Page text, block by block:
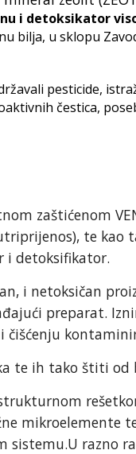
i detoksikator
bilja, u sklopu
pesticide,
čestica,
zaštićenom
te kao
i detoksifikator.
i netoksičan
preparat.
čišćenju
te ih tako štiti od
mikroelemente
sistemu.U razno